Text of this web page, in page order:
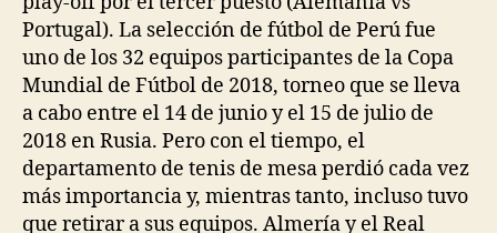
Portugal). La selección de fútbol de Perú fue
uno de los 32 equipos participantes de la Copa
Mundial de Fútbol de 2018, torneo que se lleva
a cabo entre el 14 de junio y el 15 de julio de
2018 en Rusia. Pero con el tiempo, el
departamento de tenis de mesa perdió cada vez
más importancia y, mientras tanto, incluso tuvo
que retirar a sus equipos. Almería y el Real